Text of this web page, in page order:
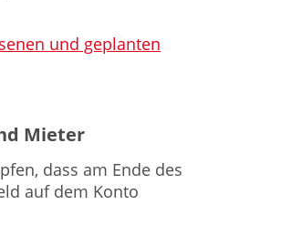
und geplanten
Mieter
dass am Ende des
auf dem Konto